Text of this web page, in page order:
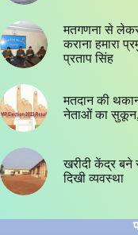
मतगणना से लेकर
कराना हमारा
प्रताप सिंह
मतदान की
नेताओं का
खरीदी केंद्र बने
दिखी व्यवस्था